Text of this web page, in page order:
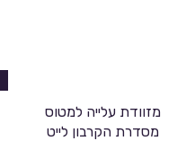
מזוודת עלייה למטוס
מסדרת הקרבון לייט